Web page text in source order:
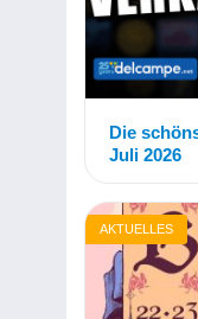
Die
Juli 2026
AKTUELLES